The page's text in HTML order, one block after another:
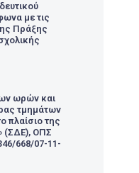
με τις
Πράξης
ωρών και
τμημάτων
πλαίσιο της
(ΣΔΕ), ΟΠΣ
668/07-11-